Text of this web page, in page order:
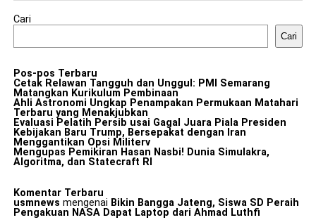
Cari
Cari
Pos-pos Terbaru
Cetak Relawan Tangguh dan Unggul: PMI Semarang
Matangkan Kurikulum Pembinaan
Ahli Astronomi Ungkap Penampakan Permukaan Matahari
Terbaru yang Menakjubkan
Evaluasi Pelatih Persib usai Gagal Juara Piala Presiden
Kebijakan Baru Trump, Bersepakat dengan Iran
Menggantikan Opsi Militerv
Mengupas Pemikiran Hasan Nasbi! Dunia Simulakra,
Algoritma, dan Statecraft RI
Komentar Terbaru
usmnews mengenai Bikin Bangga Jateng, Siswa SD Peraih
Pengakuan NASA Dapat Laptop dari Ahmad Luthfi